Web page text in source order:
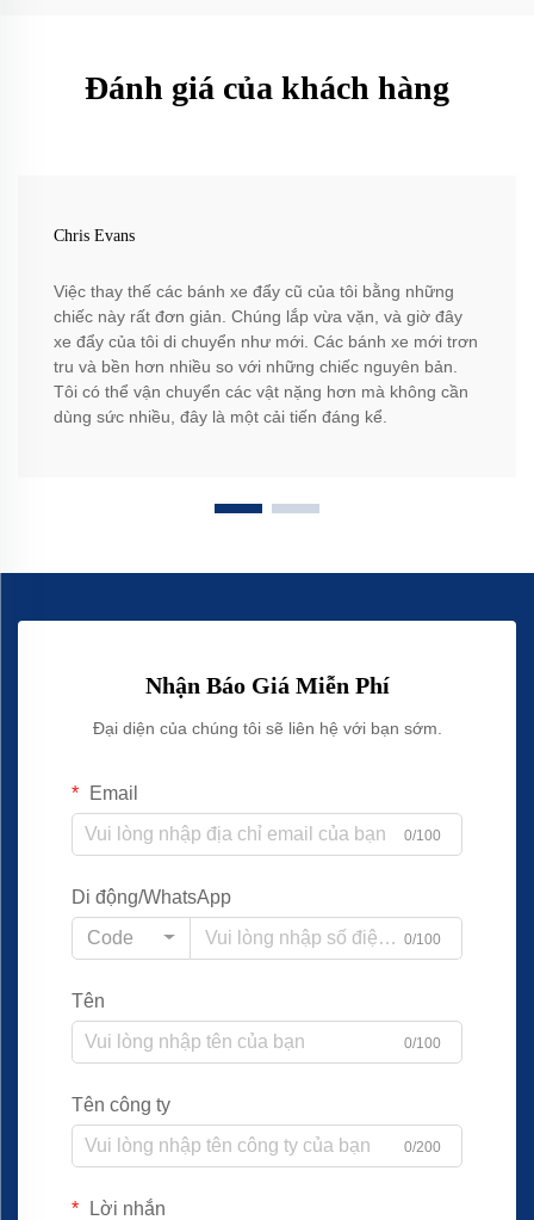
Đánh giá của khách hàng
Chris Evans
Việc thay thế các bánh xe đẩy cũ của tôi bằng những
chiếc này rất đơn giản. Chúng lắp vừa vặn, và giờ đây
xe đẩy của tôi di chuyển như mới. Các bánh xe mới trơn
tru và bền hơn nhiều so với những chiếc nguyên bản.
Tôi có thể vận chuyển các vật nặng hơn mà không cần
dùng sức nhiều, đây là một cải tiến đáng kể.
Nhận Báo Giá Miễn Phí
Đại diện của chúng tôi sẽ liên hệ với bạn sớm.
Email
0/100
Di động/WhatsApp
Code
0/100
Tên
0/100
Tên công ty
0/200
Lời nhắn